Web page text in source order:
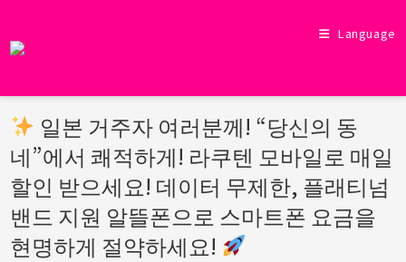
content
Language
일본 거주자 여러분께! “당신의 동
네”에서 쾌적하게! 라쿠텐 모바일로 매일
할인 받으세요! 데이터 무제한, 플래티넘
밴드 지원 알뜰폰으로 스마트폰 요금을
현명하게 절약하세요!